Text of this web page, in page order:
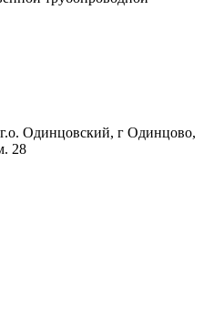
Одинцовский, г Одинцово,
28